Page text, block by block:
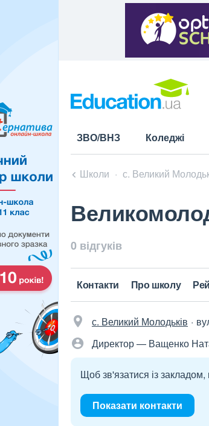
ЗВО/ВНЗ Коледжі
Школи с. Великий
0 відгуків
Контакти Про школу
с. Великий Молодьків
Директор — Ващенко
Щоб зв'язатися із
Показати контакти